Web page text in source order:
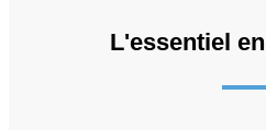
L'essentiel